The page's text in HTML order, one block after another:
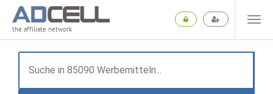
the affiliate network